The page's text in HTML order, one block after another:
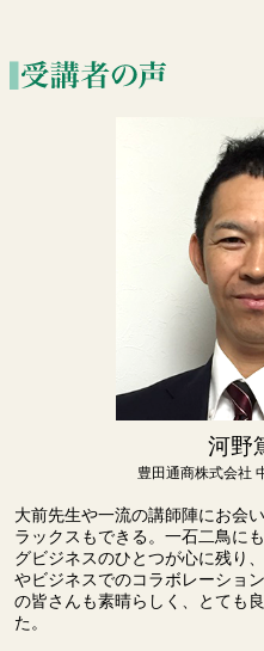
河野
豊田通商株式会社
大前先生や一流の講師陣にお会
ラックスもできる。一石二鳥に
グビジネスのひとつが心に残り
やビジネスでのコラボレーショ
の皆さんも素晴らしく、とても
た。